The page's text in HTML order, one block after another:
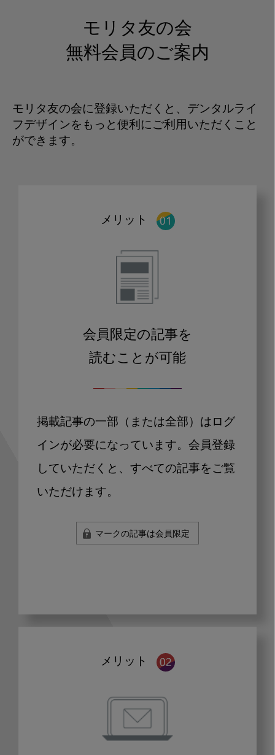
モリタ友の会
無料会員のご案内
モリタ友の会に登録いただくと、デンタルライ
フデザインをもっと便利にご利用いただくこと
ができます。
メリット
会員限定の記事を
読むことが可能
掲載記事の一部（または全部）はログ
インが必要になっています。会員登録
していただくと、すべての記事をご覧
いただけます。
マークの記事は会員限定
メリット